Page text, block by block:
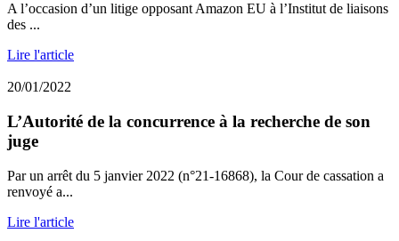
A l’occasion d’un litige opposant Amazon EU à l’Institut de liaisons
des ...
Lire l'article
20/01/2022
L’Autorité de la concurrence à la recherche de son
juge
Par un arrêt du 5 janvier 2022 (n°21-16868), la Cour de cassation a
renvoyé a...
Lire l'article